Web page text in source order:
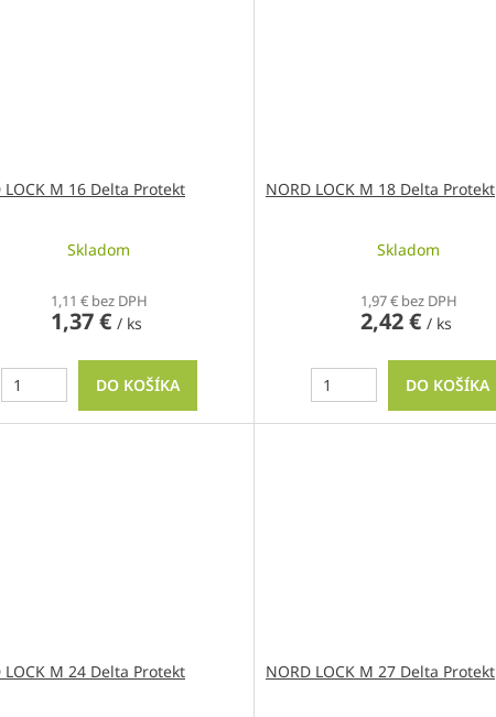
LOCK M 16 Delta Protekt
Skladom
1,11 € bez DPH
1,37 € / ks
DO KOŠÍKA
NORD LOCK M 18 Delta Protekt
Skladom
1,97 € bez DPH
2,42 € / ks
DO KOŠÍKA
LOCK M 24 Delta Protekt NORD LOCK M 27 Delta Protekt